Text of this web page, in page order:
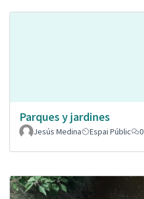
Parques y jardines
Jesús Medina
Espai Públic 0